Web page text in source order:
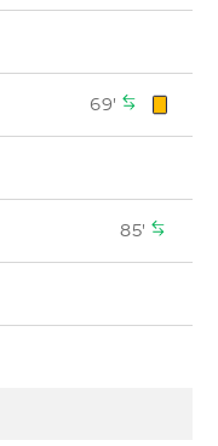
69'
85'